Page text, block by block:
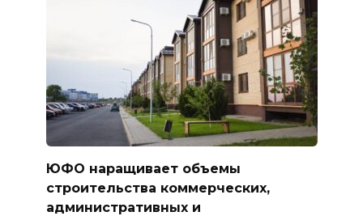
ЮФО наращивает объемы
строительства коммерческих,
административных и